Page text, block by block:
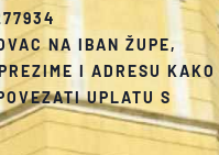
NA IBAN ŽUPE,
I ADRESU KAKO
UPLATU S